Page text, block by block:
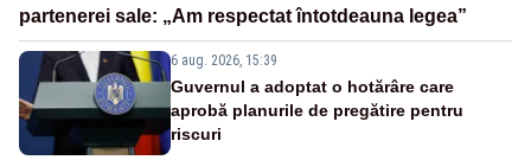
partenerei sale: „Am respectat întotdeauna legea”
6 aug. 2026, 15:39
Guvernul a adoptat o hotărâre care
aprobă planurile de pregătire pentru
riscuri